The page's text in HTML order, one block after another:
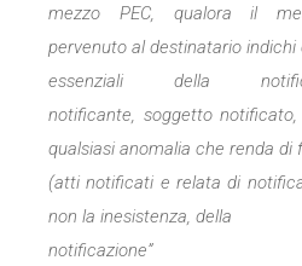
mezzo PEC, qualora il
pervenuto al destinatario
essenziali della
notificante, soggetto
qualsiasi anomalia che renda di
(atti notificati e relata di
non la inesistenza, della
notificazione”